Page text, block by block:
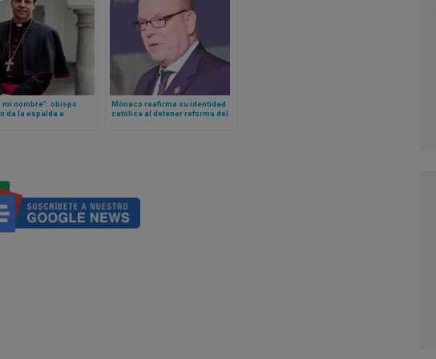
mi nombre”: obispo
da la espalda a
Mónaco reafirma su identidad
católica al detener reforma del